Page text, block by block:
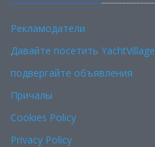
Рекламодатели
Давайте посетить YachtVillage
подвергайте объявления
Причалы
Cookies Policy
Privacy Policy